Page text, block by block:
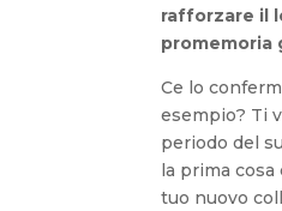
rafforzare il
promemoria
Ce lo
esempio? Ti
periodo del
la prima
tuo nuovo